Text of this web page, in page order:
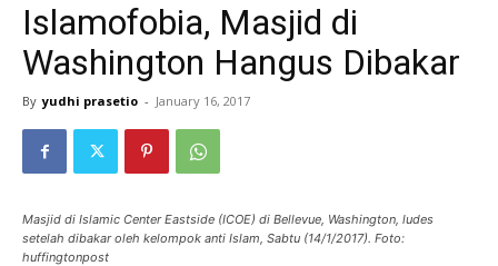
Islamofobia, Masjid di
Washington Hangus Dibakar
By yudhi prasetio - January 16, 2017
Masjid di Islamic Center Eastside (ICOE) di Bellevue, Washington, ludes
setelah dibakar oleh kelompok anti Islam, Sabtu (14/1/2017). Foto:
huffingtonpost